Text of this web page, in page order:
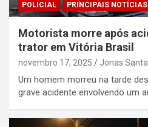
POLICIAL PRINCIPAIS NOTÍCIAS
Motorista morre após
trator em Vitória Brasil
novembro 17, 2025 Jonas
Um homem morreu na tarde
grave acidente envolvendo um